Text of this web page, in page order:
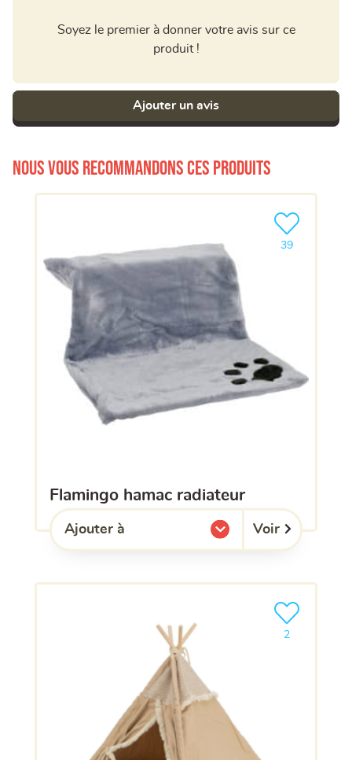
Soyez le premier à donner votre avis sur ce
produit !
Ajouter un avis
Nous vous recommandons ces produits
flamingo hamac radiateur
39
Ajouter le
Ajouter à
l'une de mes listes. Voir
2
Ajouter le